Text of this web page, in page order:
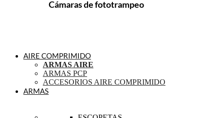
Cámaras de fototrampeo
AIRE COMPRIMIDO
ARMAS AIRE
ARMAS PCP
ACCESORIOS AIRE COMPRIMIDO
ARMAS